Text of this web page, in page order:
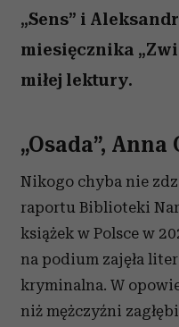
„Sens” i
miesięcznika
miłej lektury.
„Osada”,
Nikogo chyba nie
raportu Biblioteki
książek w Polsce w
na podium zajęła
kryminalna. W
niż mężczyźni